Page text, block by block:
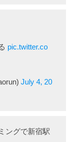
pic.twitter.co
July 4, 20
ングで新宿駅